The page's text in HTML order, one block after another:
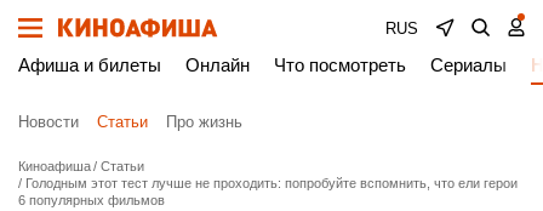
RUS
Афиша и билеты Онлайн Что посмотреть Сериалы
Новости Статьи Про жизнь
Киноафиша
Статьи
Голодным этот тест лучше не проходить: попробуйте вспомнить, что ели герои
6 популярных фильмов